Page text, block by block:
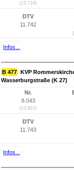
(13.719)
DTV
11.742
Infos...
B 477 KVP
Wasserburgstraße (K 27)
Nr.
8.043
(13.857)
DTV
11.743
Infos...